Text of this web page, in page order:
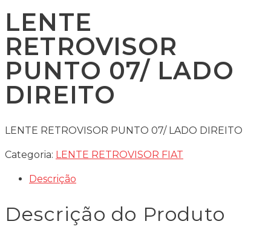
LENTE
RETROVISOR
PUNTO 07/ LADO
DIREITO
LENTE RETROVISOR PUNTO 07/ LADO DIREITO
Categoria: LENTE RETROVISOR FIAT
Descrição
Descrição do Produto